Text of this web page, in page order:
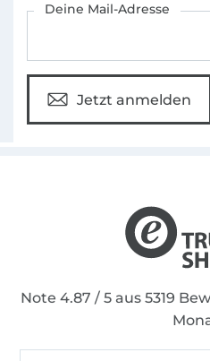
Deine Mail-Adresse
Jetzt anmelden
Note 4.87 / 5 aus 5319